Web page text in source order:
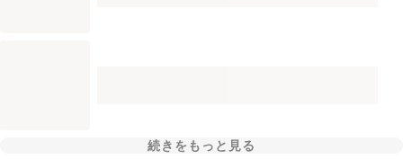
続きをもっと見る